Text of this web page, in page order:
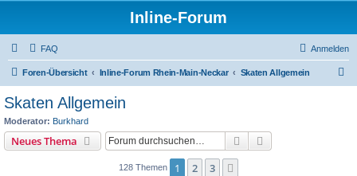
Inline-Forum
FAQ Anmelden
Foren-Übersicht Inline-Forum Rhein-Main-Neckar Skaten Allgemein
Skaten Allgemein
Moderator: Burkhard
Neues Thema Suche
128 Themen 1 2 3